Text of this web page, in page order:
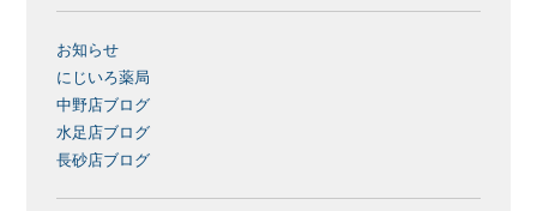
お知らせ
にじいろ薬局
中野店ブログ
水足店ブログ
長砂店ブログ